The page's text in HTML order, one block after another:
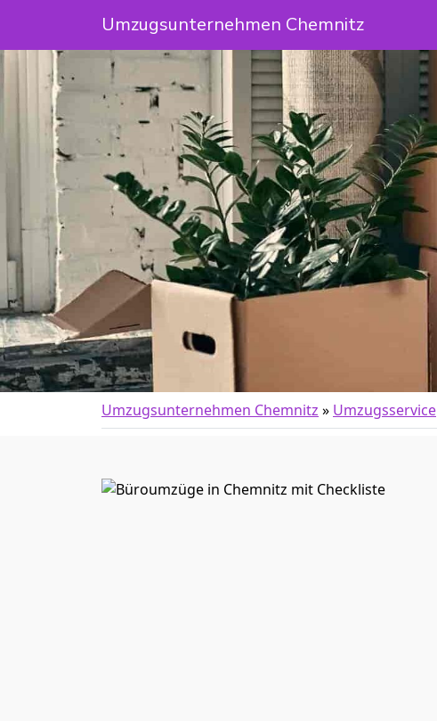
Umzugsunternehmen Chemnitz
Umzugsunternehmen Chemnitz » Umzugsservice